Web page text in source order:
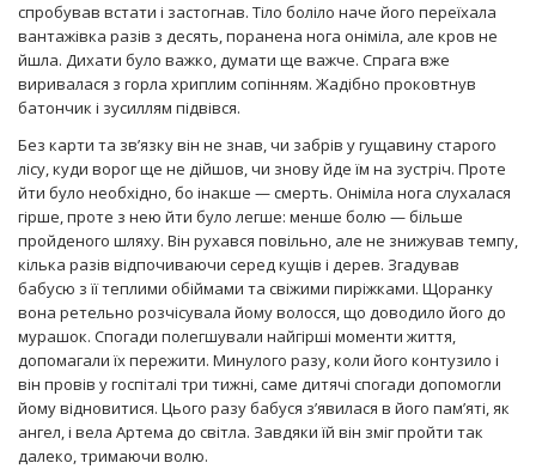
спробував встати і застогнав. Тіло боліло наче його переїхала
вантажівка разів з десять, поранена нога оніміла, але кров не
йшла. Дихати було важко, думати ще важче. Спрага вже
виривалася з горла хриплим сопінням. Жадібно проковтнув
батончик і зусиллям підвівся.
Без карти та зв’язку він не знав, чи забрів у гущавину старого
лісу, куди ворог ще не дійшов, чи знову йде їм на зустріч. Проте
йти було необхідно, бо інакше — смерть. Оніміла нога слухалася
гірше, проте з нею йти було легше: менше болю — більше
пройденого шляху. Він рухався повільно, але не знижував темпу,
кілька разів відпочиваючи серед кущів і дерев. Згадував
бабусю з її теплими обіймами та свіжими пиріжками. Щоранку
вона ретельно розчісувала йому волосся, що доводило його до
мурашок. Спогади полегшували найгірші моменти життя,
допомагали їх пережити. Минулого разу, коли його контузило і
він провів у госпіталі три тижні, саме дитячі спогади допомогли
йому відновитися. Цього разу бабуся з’явилася в його пам’яті, як
ангел, і вела Артема до світла. Завдяки їй він зміг пройти так
далеко, тримаючи волю.